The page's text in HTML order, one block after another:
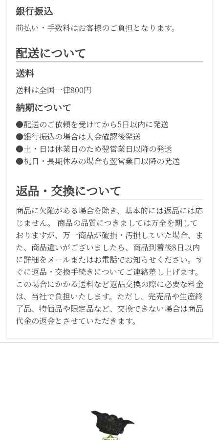
銀行振込
前払い・手数料はお客様のご負担となります。
配送について
送料
送料は全国一律800円
納期について
●配送のご依頼を受けてから5日以内に発送
●銀行振込の場合は入金確認後発送
●土・日は休業日のため翌営業日以降の発送
●祝日・長期休みの場合も翌営業日以降の発送
返品・交換について
商品に欠陥がある場合を除き、基本的には返品には応
じません。 商品の品質につきましては万全を期して
おりますが、万一商品が破損・汚損していた場合、ま
た、商品違いがございましたら、商品到着後8日以内
に詳細をメールまたはお電話でお知らせください。す
ぐに返品・交換手続きについてご連絡差し上げます。
この場合にかかる送料など返品交換の際に必要な料金
は、当社で負担いたします。ただし、完売品や生産終
了品、特価品や限定品など、交換できない場合は商品
代金の返金とさせていただきます。